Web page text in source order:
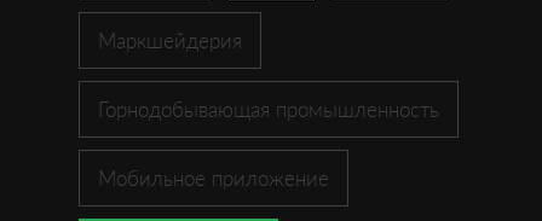
Маркшейдерия
Горнодобывающая промышленность
Мобильное приложение